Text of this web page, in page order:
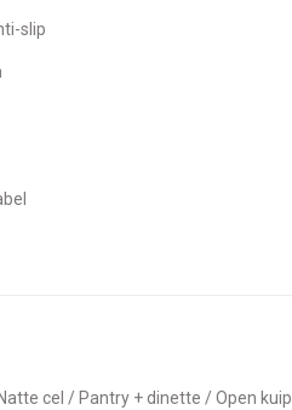
slip
cel / Pantry + dinette / Open kuip